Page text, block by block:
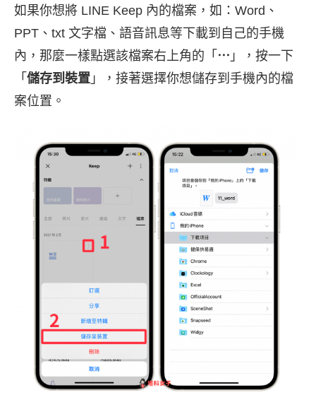
如果你想將 LINE Keep 內的檔案，如：Word、
PPT、txt 文字檔、語音訊息等下載到自己的手機
內，那麼一樣點選該檔案右上角的「 ⋯ 」，按一下
「 儲存到裝置 」，接著選擇你想儲存到手機內的檔
案位置。